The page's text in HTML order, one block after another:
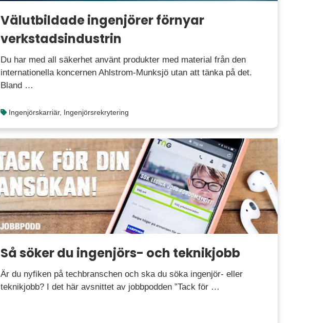
Välutbildade ingenjörer förnyar
verkstadsindustrin
Du har med all säkerhet använt produkter med material från den
internationella koncernen Ahlstrom-Munksjö utan att tänka på det.
Bland …
Ingenjörskarriär, Ingenjörsrekrytering
Så söker du ingenjörs- och teknikjobb
Är du nyfiken på techbranschen och ska du söka ingenjör- eller
teknikjobb? I det här avsnittet av jobbpodden ”Tack för …